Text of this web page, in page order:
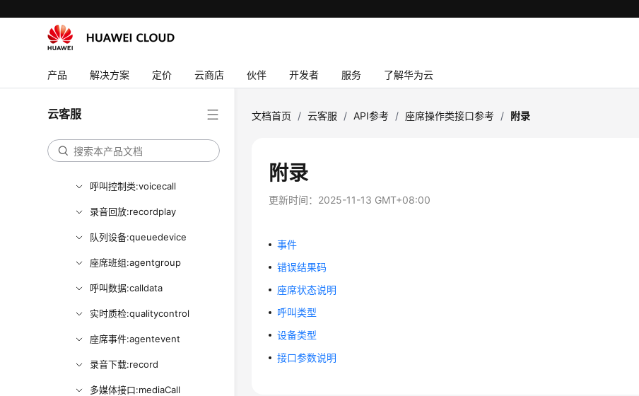
产品 解决方案 定价 云商店 伙伴 开发者 服务 了解华为云
云客服
API参考
接口鉴权方式
系统配置类接口参考（API
座席操作类接口参考
座席操作类接口:onlineagent
呼叫控制类:voicecall
录音回放:recordplay
队列设备:queuedevice
座席班组:agentgroup
呼叫数据:calldata
实时质检:qualitycontrol
座席事件:agentevent
录音下载:record
多媒体接口:mediaCall
文档首页 / 云客服 / API参考 / 座席操作类接口参考 / 附录
附录
更新时间： 2025-11-13 GMT+08:00
事件
错误结果码
座席状态说明
呼叫类型
设备类型
接口参数说明